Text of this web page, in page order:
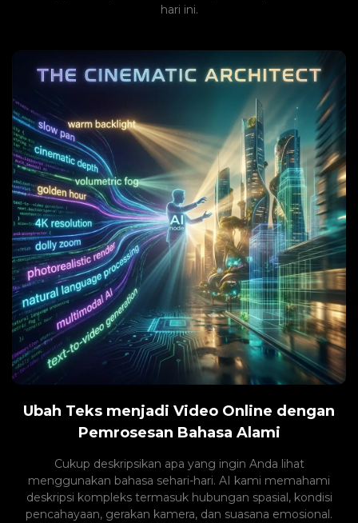
hari ini.
Ubah Teks menjadi Video Online dengan
Pemrosesan Bahasa Alami
Cukup deskripsikan apa yang ingin Anda lihat
menggunakan bahasa sehari-hari. AI kami memahami
deskripsi kompleks termasuk hubungan spasial, kondisi
pencahayaan, gerakan kamera, dan suasana emosional.